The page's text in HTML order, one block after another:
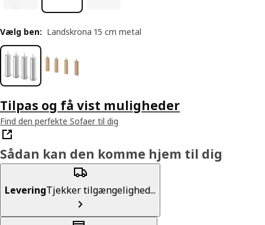
Vælg ben: Landskrona 15 cm metal
Tilpas og få vist muligheder
Find den perfekte Sofaer til dig
Sådan kan den komme hjem til dig
LeveringTjekker tilgængelighed...